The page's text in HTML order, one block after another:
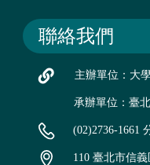
聯絡我們
主辦單位：大
承辦單位：臺
(02)2736-1661
110 臺北市信